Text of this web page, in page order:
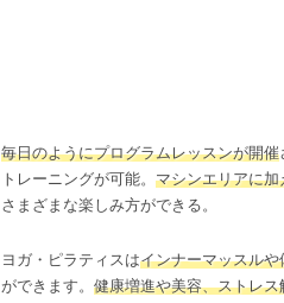
毎日のようにプログラムレッスンが開催
トレーニングが可能。 マシンエリアに
さまざまな楽しみ方ができる。
ヨガ・ピラティスはインナーマッスル
ができます。 健康増進や美容、ストレ